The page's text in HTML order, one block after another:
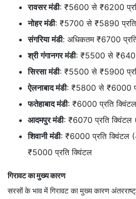
रावसर मंडी: ₹5600 से ₹6200
नोहर मंडी: ₹5700 से ₹5890
संगरिया मंडी: अधिकतम ₹6700
श्री गंगानगर मंडी: ₹5500 से
सिरसा मंडी: ₹5500 से ₹5900
ऐलनाबाद मंडी: ₹5800 से ₹6000
फतेहाबाद मंडी: ₹6000 प्रति क्विंटल
आदमपुर मंडी: ₹6070 प्रति क्विंटल
शिवानी मंडी: ₹6000 प्रति क्विंटल
₹5000 प्रति क्विंटल
गिरावट का मुख्य कारण
सरसों के भाव में गिरावट का मुख्य कारण